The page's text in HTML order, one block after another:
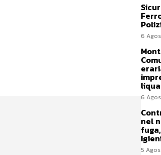
6
6
nel
5